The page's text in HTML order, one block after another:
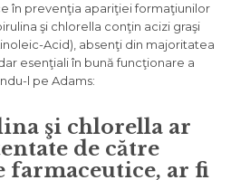
în prevenţia apariţiei formaţiunilor
şi chlorella conţin acizi graşi
Acid), absenţi din majoritatea
esenţiali în bună funcţionare a
l pe Adams:
şi chlorella ar
de către
farmaceutice, ar fi